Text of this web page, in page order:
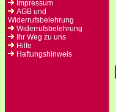
Impressum
AGB und
Widerrufsbelehrung
Widerrufsbelehrung
Ihr Weg zu uns
Hilfe
Haftungshinweis